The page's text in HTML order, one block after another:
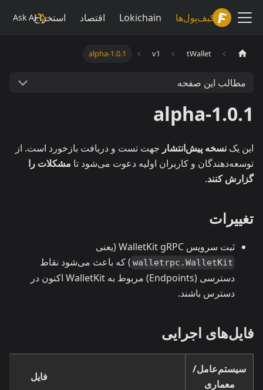
Lokiwiki
کیف‌پول‌ها Lokichain اقتصاد استخراجAsk AI
tWallet
v1
1.0.1-alpha
مطالب این صفحه
1.0.1-alpha
این یک نسخه پیش‌انتشار جهت تست و دریافت بازخورد است. از
توسعه‌دهندگان و کاربران اولیه دعوت می‌شود تا مشکلات را
گزارش کنند.
تغییرات
ثبت سرویس WalletKit gRPC (یعنی
walletrpc.WalletKit ) که باعث می‌شود نقاط
دسترسی (Endpoints) مربوط به WalletKit اکنون در
دسترس باشند.
فایل‌های اجرایی
سیستم‌عامل/
معماری
فایل